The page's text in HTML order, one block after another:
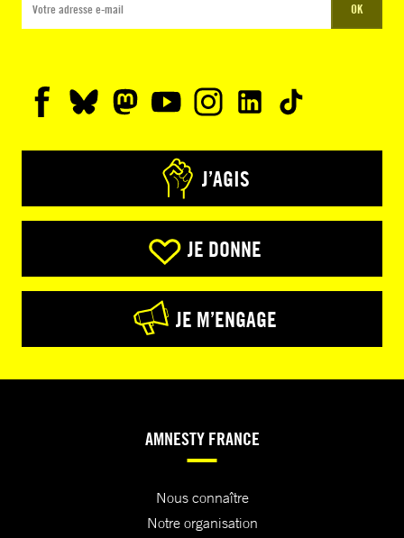
OK
J’AGIS
JE DONNE
JE M’ENGAGE
AMNESTY FRANCE
Nous connaître
Notre organisation